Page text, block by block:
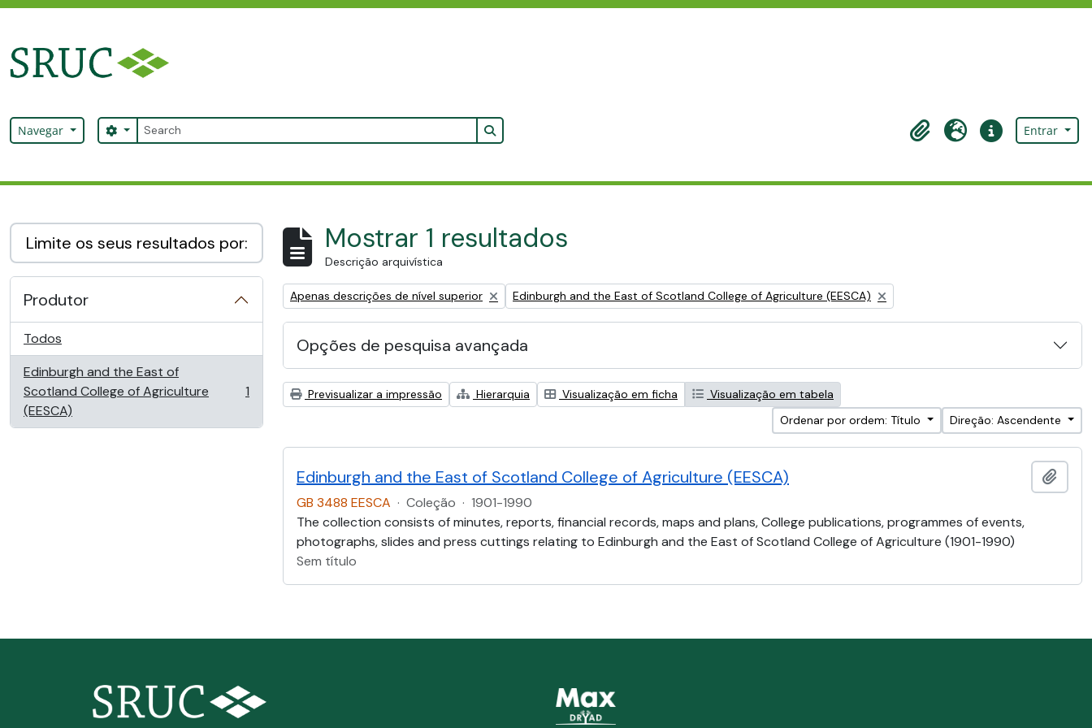
Navegar Pesquisar
Search options Search in browse page
Área de transferência
Idioma Ligações rápidas
Entrar
Limite os seus resultados por:
Produtor
Todos
Edinburgh and the East of
Scotland College of Agriculture
(EESCA)
, 1 resultados 1
Mostrar 1 resultados
Descrição arquivística
Remove filter:
Apenas descrições de nível superior Remove filter:
Edinburgh and the East of Scotland College of Agriculture (EESCA)
Opções de pesquisa avançada
Previsualizar a impressão Hierarquia Visualização em ficha
Visualização em tabela
Ordenar por ordem: Título
Direção: Ascendente
Edinburgh and the East of Scotland College of Agriculture (EESCA)
GB 3488 EESCA · Coleção · 1901-1990
The collection consists of minutes, reports, financial records, maps and plans, College publications, programmes of events,
photographs, slides and press cuttings relating to Edinburgh and the East of Scotland College of Agriculture (1901-1990)
Sem título